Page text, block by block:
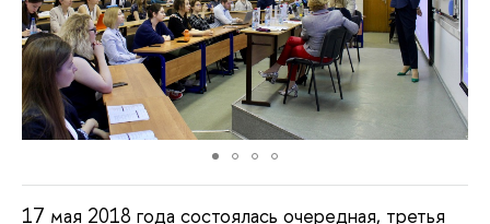
17 мая 2018 года состоялась очередная, третья